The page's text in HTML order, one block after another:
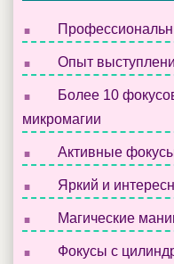
.
. Опыт
.
Более 10
микромагии
. Активные
. Яркий и
. Магические
.
Фокусы с